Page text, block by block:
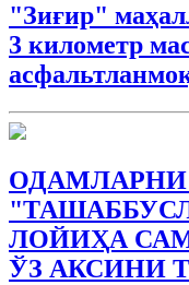
"Зиғир"
3 километр
ЛОЙИҲА
ЎЗ АКСИНИ